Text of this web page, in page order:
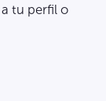
tu perfil o